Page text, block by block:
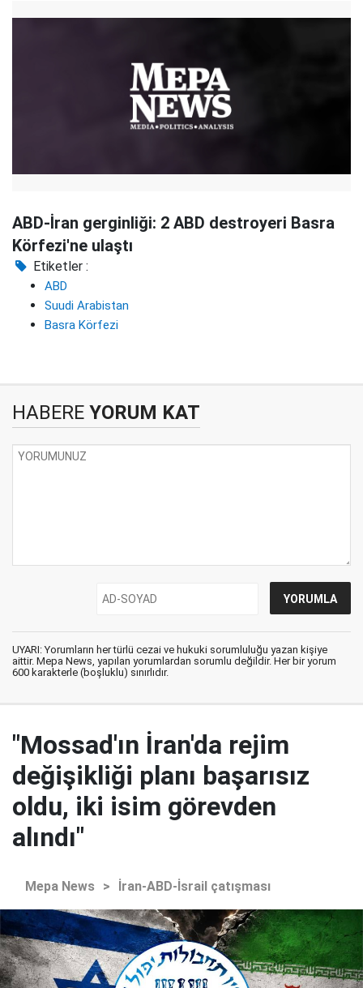
ABD-İran gerginliği: 2 ABD destroyeri Basra
Körfezi'ne ulaştı
Etiketler :
ABD
Suudi Arabistan
Basra Körfezi
HABERE YORUM KAT
UYARI: Yorumların her türlü cezai ve hukuki sorumluluğu yazan kişiye
aittir. Mepa News, yapılan yorumlardan sorumlu değildir. Her bir yorum
600 karakterle (boşluklu) sınırlıdır.
"Mossad'ın İran'da rejim
değişikliği planı başarısız
oldu, iki isim görevden
alındı"
Mepa News > İran-ABD-İsrail çatışması